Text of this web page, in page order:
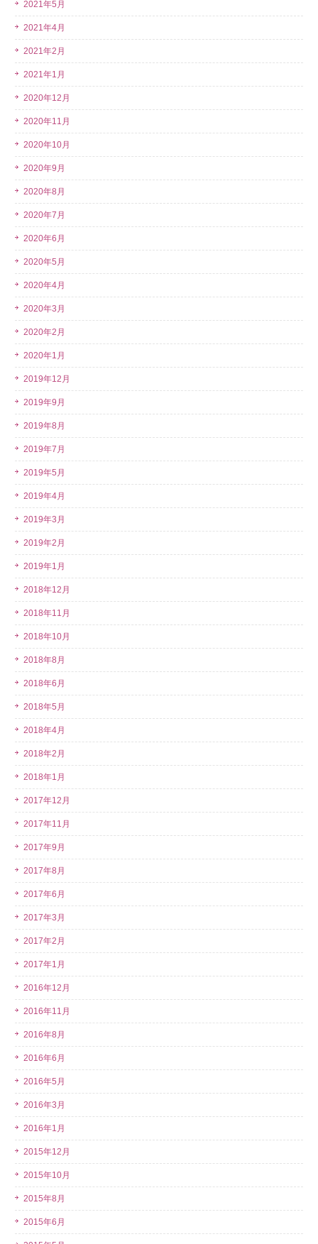
2021年5月
2021年4月
2021年2月
2021年1月
2020年12月
2020年11月
2020年10月
2020年9月
2020年8月
2020年7月
2020年6月
2020年5月
2020年4月
2020年3月
2020年2月
2020年1月
2019年12月
2019年9月
2019年8月
2019年7月
2019年5月
2019年4月
2019年3月
2019年2月
2019年1月
2018年12月
2018年11月
2018年10月
2018年8月
2018年6月
2018年5月
2018年4月
2018年2月
2018年1月
2017年12月
2017年11月
2017年9月
2017年8月
2017年6月
2017年3月
2017年2月
2017年1月
2016年12月
2016年11月
2016年8月
2016年6月
2016年5月
2016年3月
2016年1月
2015年12月
2015年10月
2015年8月
2015年6月